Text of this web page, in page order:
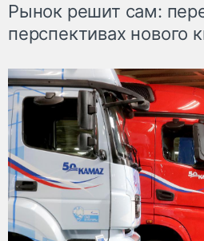
Рынок решит сам:
перспективах нового